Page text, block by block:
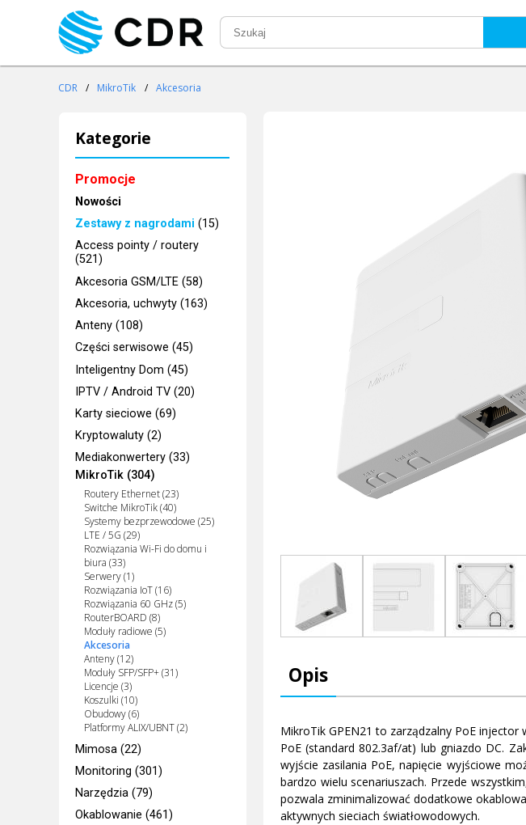
CDR / MikroTik / Akcesoria
Kategorie
Promocje
Nowości
Zestawy z nagrodami (15)
Access pointy / routery
(521)
Akcesoria GSM/LTE (58)
Akcesoria, uchwyty (163)
Anteny (108)
Części serwisowe (45)
Inteligentny Dom (45)
IPTV / Android TV (20)
Karty sieciowe (69)
Kryptowaluty (2)
Mediakonwertery (33)
MikroTik (304)
Routery Ethernet (23)
Switche MikroTik (40)
Systemy bezprzewodowe (25)
LTE / 5G (29)
Rozwiązania Wi-Fi do domu i
biura (33)
Serwery (1)
Rozwiązania IoT (16)
Rozwiązania 60 GHz (5)
RouterBOARD (8)
Moduły radiowe (5)
Akcesoria
Anteny (12)
Moduły SFP/SFP+ (31)
Licencje (3)
Koszulki (10)
Obudowy (6)
Platformy ALIX/UBNT (2)
Mimosa (22)
Monitoring (301)
Narzędzia (79)
Okablowanie (461)
Opis
MikroTik GPEN21 to zarządzalny PoE
PoE (standard 802.3af/at) lub gniazdo DC.
wyjście zasilania PoE, napięcie wyjściowe
bardzo wielu scenariuszach. Przede
pozwala zminimalizować dodatkowe
aktywnych sieciach światłowodowych.